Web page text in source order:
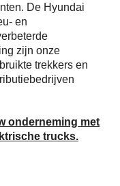
De Hyundai
en
zijn onze
trekkers en
onderneming met
trucks.